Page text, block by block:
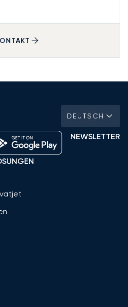
DEUTSCH
NEWSLETTER